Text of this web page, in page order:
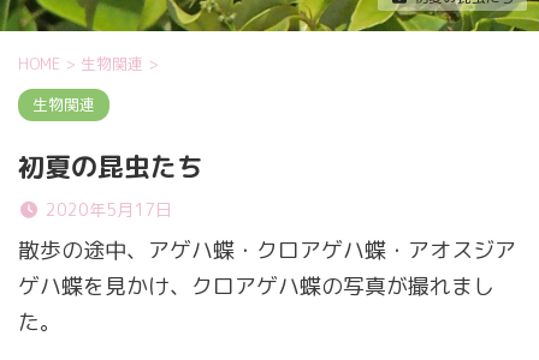
HOME > 生物関連 >
生物関連
初夏の昆虫たち
2020年5月17日
散歩の途中、アゲハ蝶・クロアゲハ蝶・アオスジア
ゲハ蝶を見かけ、クロアゲハ蝶の写真が撮れまし
た。